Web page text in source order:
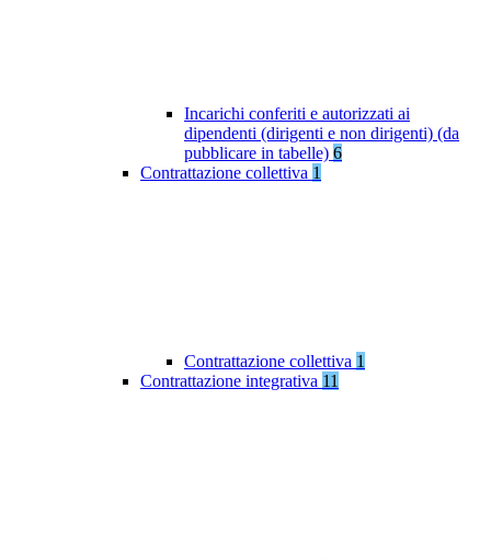
Incarichi conferiti e autorizzati ai
dipendenti (dirigenti e non dirigenti) (da
pubblicare in tabelle) 6
Contrattazione collettiva 1
Contrattazione collettiva 1
Contrattazione integrativa 11